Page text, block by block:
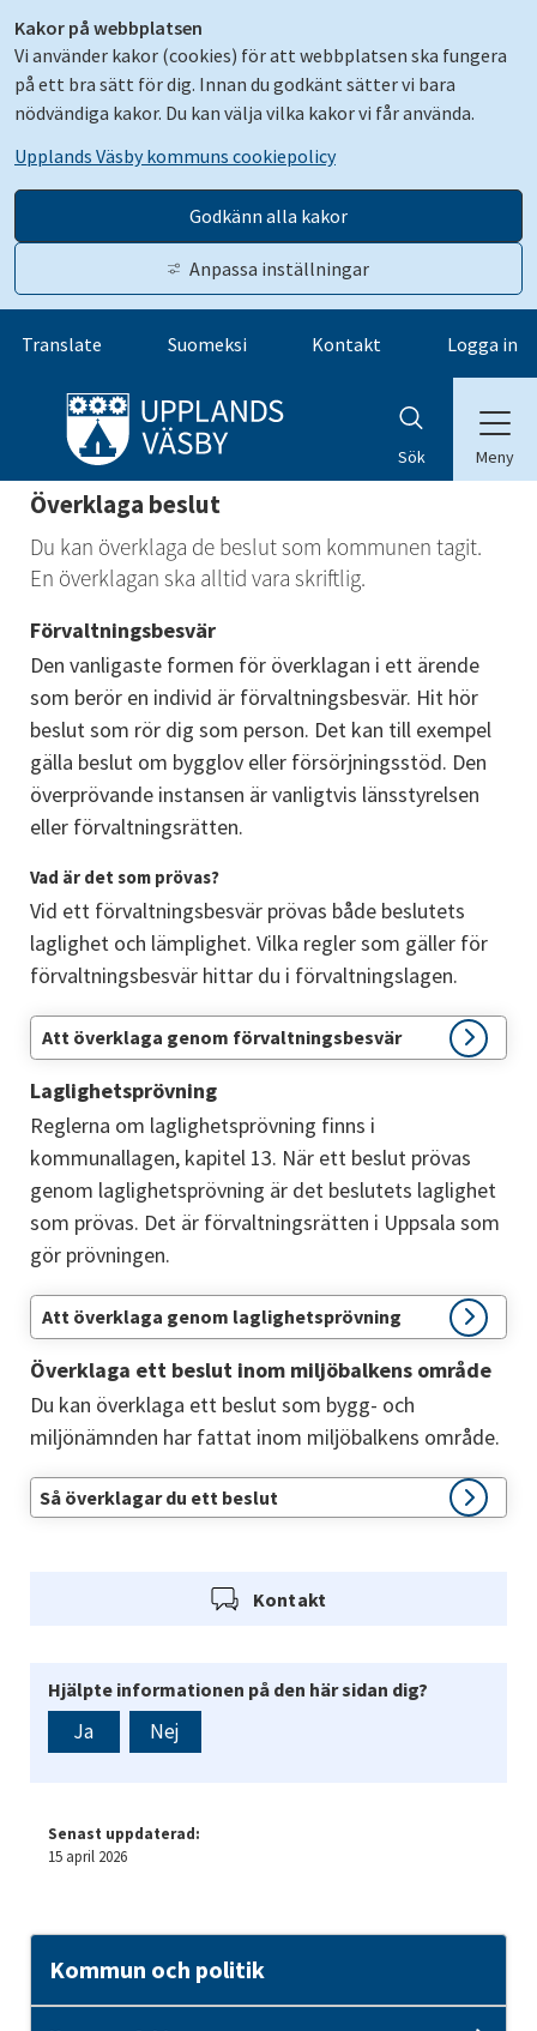
Kakor på webbplatsen
Vi använder kakor (cookies) för att webbplatsen ska fungera
på ett bra sätt för dig. Innan du godkänt sätter vi bara
nödvändiga kakor. Du kan välja vilka kakor vi får använda.
Upplands Väsby kommuns cookiepolicy
Godkänn alla kakor
Anpassa inställningar
Gå till innehåll
Translate Suomeksi Kontakt Logga in
Sök Meny
Överklaga beslut
Du kan överklaga de beslut som kommunen tagit.
En överklagan ska alltid vara skriftlig.
Förvaltningsbesvär
Den vanligaste formen för överklagan i ett ärende
som berör en individ är förvaltningsbesvär. Hit hör
beslut som rör dig som person. Det kan till exempel
gälla beslut om bygglov eller försörjningsstöd. Den
överprövande instansen är vanligtvis länsstyrelsen
eller förvaltningsrätten.
Vad är det som prövas?
Vid ett förvaltningsbesvär prövas både beslutets
laglighet och lämplighet. Vilka regler som gäller för
förvaltningsbesvär hittar du i förvaltningslagen.
Att överklaga genom förvaltningsbesvär
Laglighetsprövning
Reglerna om laglighetsprövning finns i
kommunallagen, kapitel 13. När ett beslut prövas
genom laglighetsprövning är det beslutets laglighet
som prövas. Det är förvaltningsrätten i Uppsala som
gör prövningen.
Att överklaga genom laglighetsprövning
Överklaga ett beslut inom miljöbalkens område
Du kan överklaga ett beslut som bygg- och
miljönämnden har fattat inom miljöbalkens område.
Så överklagar du ett beslut
Kontakt
Hjälpte informationen på den här sidan dig?
Ja Nej
Senast uppdaterad:
15 april 2026
Kommun och politik